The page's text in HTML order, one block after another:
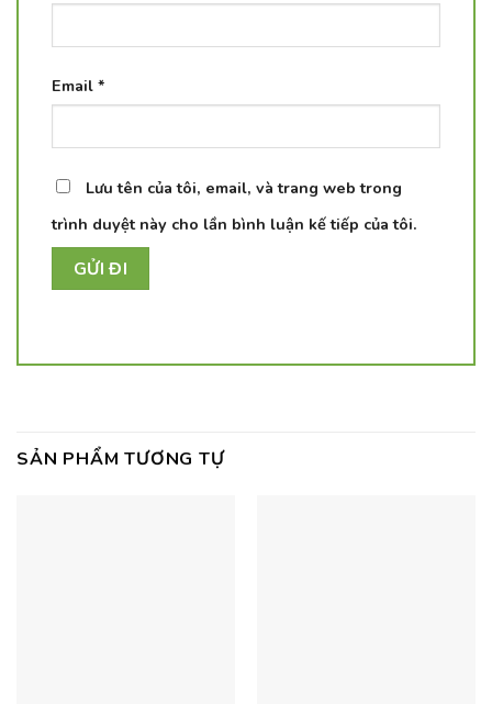
Email *
Lưu tên của tôi, email, và trang web trong
trình duyệt này cho lần bình luận kế tiếp của tôi.
SẢN PHẨM TƯƠNG TỰ